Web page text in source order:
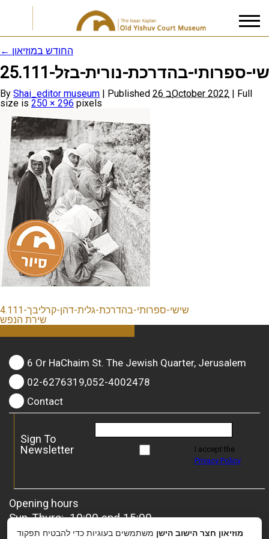
I accept thePrivacy Policy
← החודש במוזיאון
ספרותי-בהדרכת-נורית-בזל-25.111
By Shai_editor museum | Published 26 בOctober 2022 | Full
size is 250 × 296 pixels
שישי-ספרותי-בהדרכת-גלית-דהן-קרליבך-4.111
שירת הנפש
6 Or HaChaim St. The Jewish Quarter, Jerusalem
02-6276319,052-4002478
Contact
Sign To
Newsletter
I accept the
Privacy Policy
Opening hours
Sun-Thurs: 10:00 and 15:00
Friday: 10:00 and 13:00
מוזיאון חצר הישוב הישן משתמשים בעוגיות כדי להבטיח תפקוד